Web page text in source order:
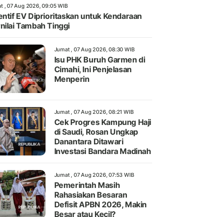
, 07 Aug 2026, 09:05 WIB
EV Diprioritaskan untuk Kendaraan
Tambah Tinggi
Jumat , 07 Aug 2026, 08:30 WIB
Isu PHK Buruh Garmen di
Cimahi, Ini Penjelasan
Menperin
Jumat , 07 Aug 2026, 08:21 WIB
Cek Progres Kampung Haji
di Saudi, Rosan Ungkap
Danantara Ditawari
Investasi Bandara Madinah
Jumat , 07 Aug 2026, 07:53 WIB
Pemerintah Masih
Rahasiakan Besaran
Defisit APBN 2026, Makin
Besar atau Kecil?